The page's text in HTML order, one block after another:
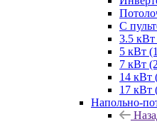
С
3.5
5 кВт
7 кВт
14 кВт
17 кВт
Напольно-